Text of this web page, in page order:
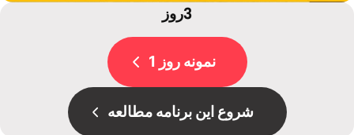
3روز
نمونه روز 1
شروع این برنامه مطالعه